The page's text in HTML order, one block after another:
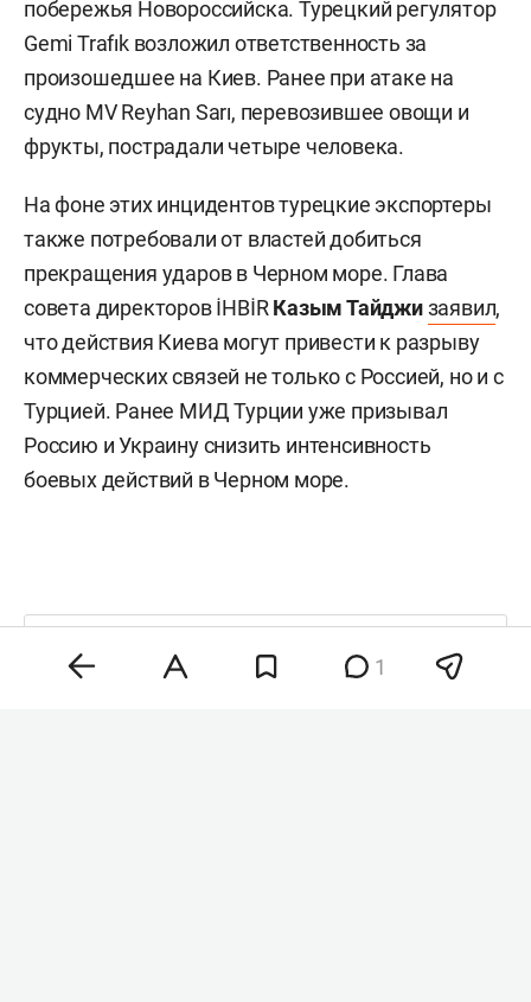
побережья Новороссийска. Турецкий регулятор
Gemi Trafık возложил ответственность за
произошедшее на Киев. Ранее при атаке на
судно MV Reyhan Sarı, перевозившее овощи и
фрукты, пострадали четыре человека.
На фоне этих инцидентов турецкие экспортеры
также потребовали от властей добиться
прекращения ударов в Черном море. Глава
совета директоров İHBİRКазым Тайджизаявил,
что действия Киева могут привести к разрыву
коммерческих связей не только с Россией, но и с
Турцией. Ранее МИД Турции уже призывал
Россию и Украину снизить интенсивность
боевых действий в Черном море.
Комментарии 0
1